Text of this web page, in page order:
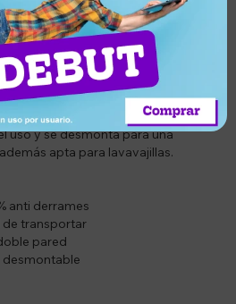
con aislamiento de doble
de las bebidas por varias
garantiza un cierre totalmente
en bolsos o mochilas
uso y se desmonta para una
apta para lavavajillas.
anti derrames
transportar
pared